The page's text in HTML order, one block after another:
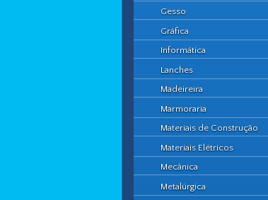
Gesso
Gráfica
Informática
Lanches
Madeireira
Marmoraria
Materiais de Construção
Materiais Elétricos
Mecânica
Metalúrgica